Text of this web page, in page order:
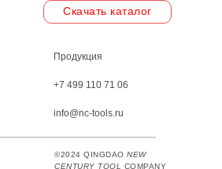
+7 499 110 71 06
info@nc-tools.ru
©2024 QINGDAO NEW
CENTURY TOOL
COMPANY
Скачать каталог
Продукция